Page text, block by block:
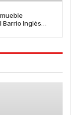
Inglés